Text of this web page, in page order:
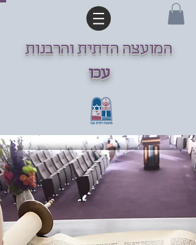
המועצה הדתית והרבנות
עכו